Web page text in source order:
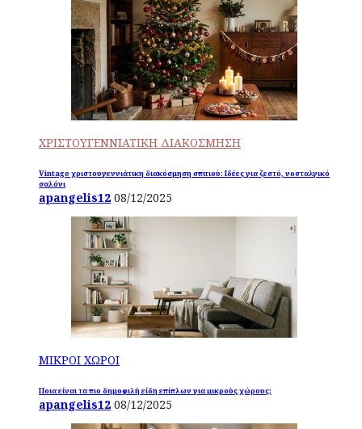
ΧΡΙΣΤΟΥΓΕΝΝΙΑΤΙΚΗ ΔΙΑΚΟΣΜΗΣΗ
Vintage χριστουγεννιάτικη διακόσμηση σπιτιού: Ιδέες για ζεστό, νοσταλγικό
σαλόνι
apangelis12 08/12/2025
ΜΙΚΡΟΙ ΧΩΡΟΙ
Ποια είναι τα πιο δημοφιλή είδη επίπλων για μικρούς χώρους;
apangelis12 08/12/2025